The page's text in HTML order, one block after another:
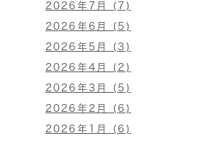
2026年7月 (7)
2026年6月 (5)
2026年5月 (3)
2026年4月 (2)
2026年3月 (5)
2026年2月 (6)
2026年1月 (6)